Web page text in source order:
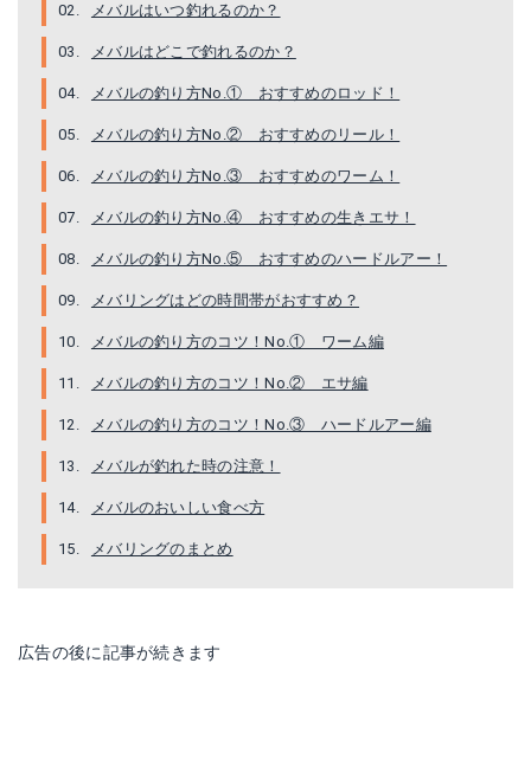
メバルはいつ釣れるのか？
メバルはどこで釣れるのか？
メバルの釣り方No.① おすすめのロッド！
メバルの釣り方No.② おすすめのリール！
メバルの釣り方No.③ おすすめのワーム！
メバルの釣り方No.④ おすすめの生きエサ！
メバルの釣り方No.⑤ おすすめのハードルアー！
メバリングはどの時間帯がおすすめ？
メバルの釣り方のコツ！No.① ワーム編
メバルの釣り方のコツ！No.② エサ編
メバルの釣り方のコツ！No.③ ハードルアー編
メバルが釣れた時の注意！
メバルのおいしい食べ方
メバリングのまとめ
広告の後に記事が続きます
Amazonで詳細を見る
楽天で詳細を見る
Amazonで詳細を見る
Amazonで詳細を見る